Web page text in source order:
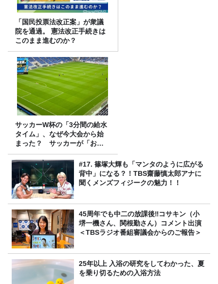
「国民投票法改正案」が衆議
院を通過。 憲法改正手続きは
このまま進むのか？
サッカーW杯の「3分間の給水
タイム」、なぜ今大会から始
まった？ サッカーが「お
金」に変わる仕組み
#17. 篠塚大輝も「マンタのように広がる
背中」になる？！TBS齋藤慎太郎アナに
聞くメンズフィジークの魅力！！
45周年でも中二の放課後‼コサキン（小
堺一機さん、関根勤さん）コメント出演
＜TBSラジオ番組審議会からのご報告＞
25年以上 入浴の研究をしてわかった、夏
を乗り切るための入浴方法